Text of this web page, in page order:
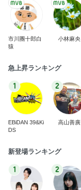
市川團十郎白
猿
小林麻央
急上昇ランキング
1
EBiDAN 39&Ki
DS
2
高山善廣
新登場ランキング
1 2